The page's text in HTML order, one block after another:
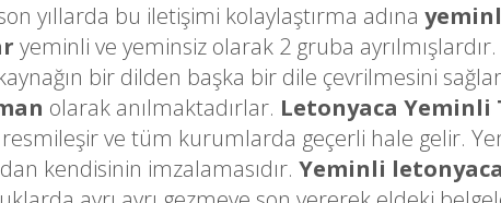
yıllarda bu iletişimi kolaylaştırma adına
yeminli ve yeminsiz olarak 2 gruba ayrılmışlardır.
bir dilden başka bir dile çevrilmesini
olarak anılmaktadırlar. Letonyaca Yeminli
resmileşir ve tüm kurumlarda geçerli hale gelir.
kendisinin imzalamasıdır. Yeminli